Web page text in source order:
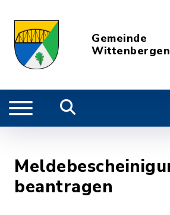
Gemeinde
Wittenbergen
beantragen